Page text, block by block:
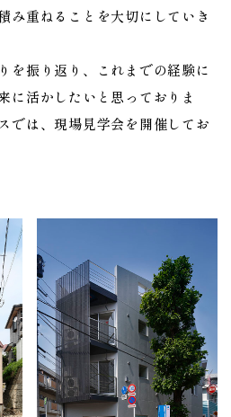
み重ねることを大切にしていき
を振り返り、これまでの経験に
に活かしたいと思っておりま
では、現場見学会を開催してお